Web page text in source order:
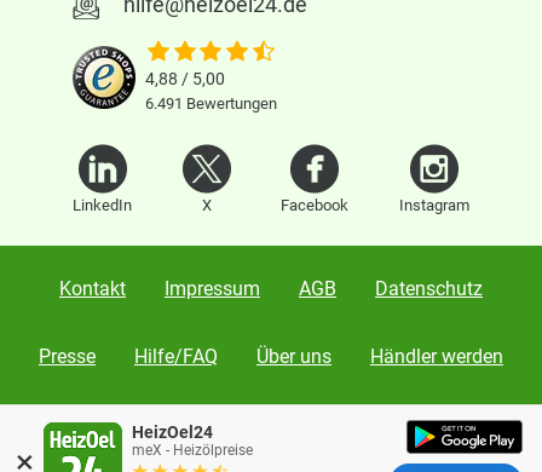
4,88 / 5,00
6.491 Bewertungen
LinkedIn X Facebook Instagram
Kontakt Impressum AGB Datenschutz
Presse Hilfe/FAQ Über uns Händler werden
Karriere
×
HeizOel24
meX - Heizölpreise